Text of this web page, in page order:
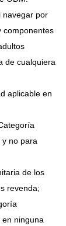
navegar por
componentes
de cualquiera
aplicable en
no para
de los
revenda;
ninguna